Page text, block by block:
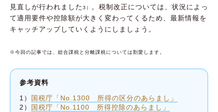
見直しが行われました3）
。税制改正については、状況によっ
て適用要件や控除額が大きく変わってくるため、最新情報を
キャッチアップしていくようにしましょう。
※今回の記事では、総合課税と分離課税については割愛します。
参考資料
1）
国税庁「No.1300 所得の区分のあらまし」
2）
国税庁「No.1100 所得控除のあらまし」